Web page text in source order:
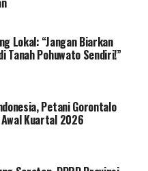
di hadapan
berkembang di
persepsi bahwa Pansus
maksimal. Atas
paripurna yang
dijadwalkan ulang pada
tambahan bagi
Lokal: “Jangan Biarkan
Tanah Pohuwato Sendiri!”
Petani Gorontalo
Kuartal 2026